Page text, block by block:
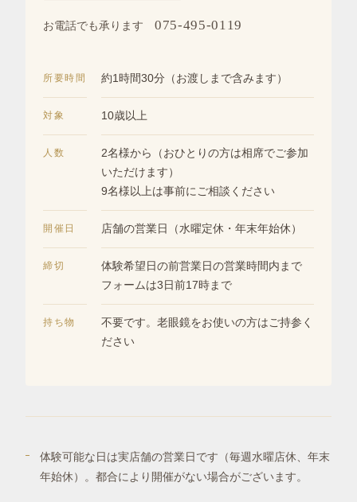
お電話でも承ります 075-495-0119
所要時間 約1時間30分（お渡しまで含みます）
対象 10歳以上
人数
2名様から（おひとりの方は相席でご参加
いただけます）
9名様以上は事前にご相談ください
開催日 店舗の営業日（水曜定休・年末年始休）
締切
体験希望日の前営業日の営業時間内まで
フォームは3日前17時まで
持ち物
不要です。老眼鏡をお使いの方はご持参く
ださい
体験可能な日は実店舗の営業日です（毎週水曜店休、年末
年始休）。都合により開催がない場合がございます。